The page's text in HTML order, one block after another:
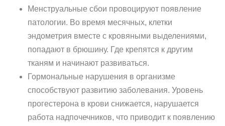
Менструальные сбои провоцируют появление
патологии. Во время месячных, клетки
эндометрия вместе с кровяными выделениями,
попадают в брюшину. Где крепятся к другим
тканям и начинают развиваться.
Гормональные нарушения в организме
способствуют развитию заболевания. Уровень
прогестерона в крови снижается, нарушается
работа надпочечников, что приводит к появлению